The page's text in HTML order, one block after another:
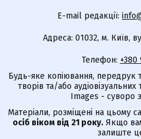
E-mail редакції:
Адреса: 01032, м. Київ,
Телефон: +380
Будь-яке копіювання, передрук
творів та/або
Images - суворо
Матеріали, розміщені на цьому
осіб віком від 21 року. Якщо
залиште